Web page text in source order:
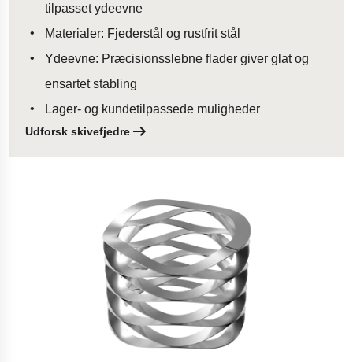
tilpasset ydeevne
Materialer: Fjederstål og rustfrit stål
Ydeevne: Præcisionsslebne flader giver glat og
ensartet stabling
Lager- og kundetilpassede muligheder
Udforsk skivefjedre